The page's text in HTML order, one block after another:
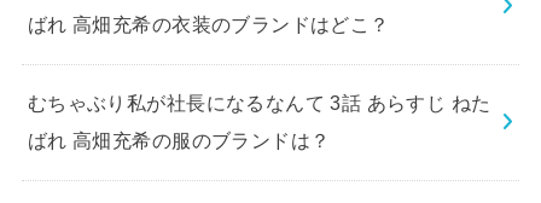
ばれ 高畑充希の衣装のブランドはどこ？
むちゃぶり私が社長になるなんて 3話 あらすじ ねた
ばれ 高畑充希の服のブランドは？